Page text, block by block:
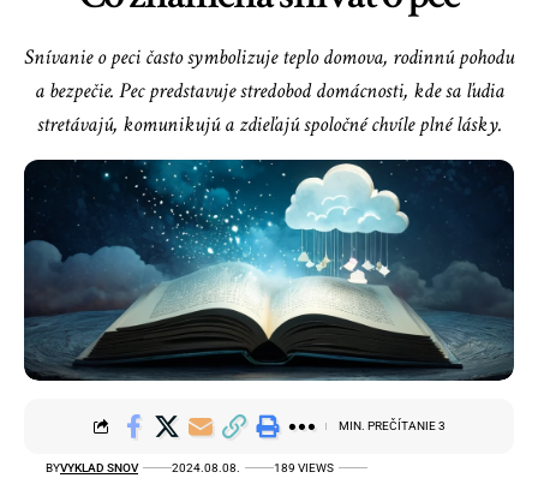
Snívanie o peci často symbolizuje teplo domova, rodinnú pohodu
a bezpečie. Pec predstavuje stredobod domácnosti, kde sa ľudia
stretávajú, komunikujú a zdieľajú spoločné chvíle plné lásky.
BYVYKLAD SNOV 2024.08.08. 189 VIEWS
MIN. PREČÍTANIE 3